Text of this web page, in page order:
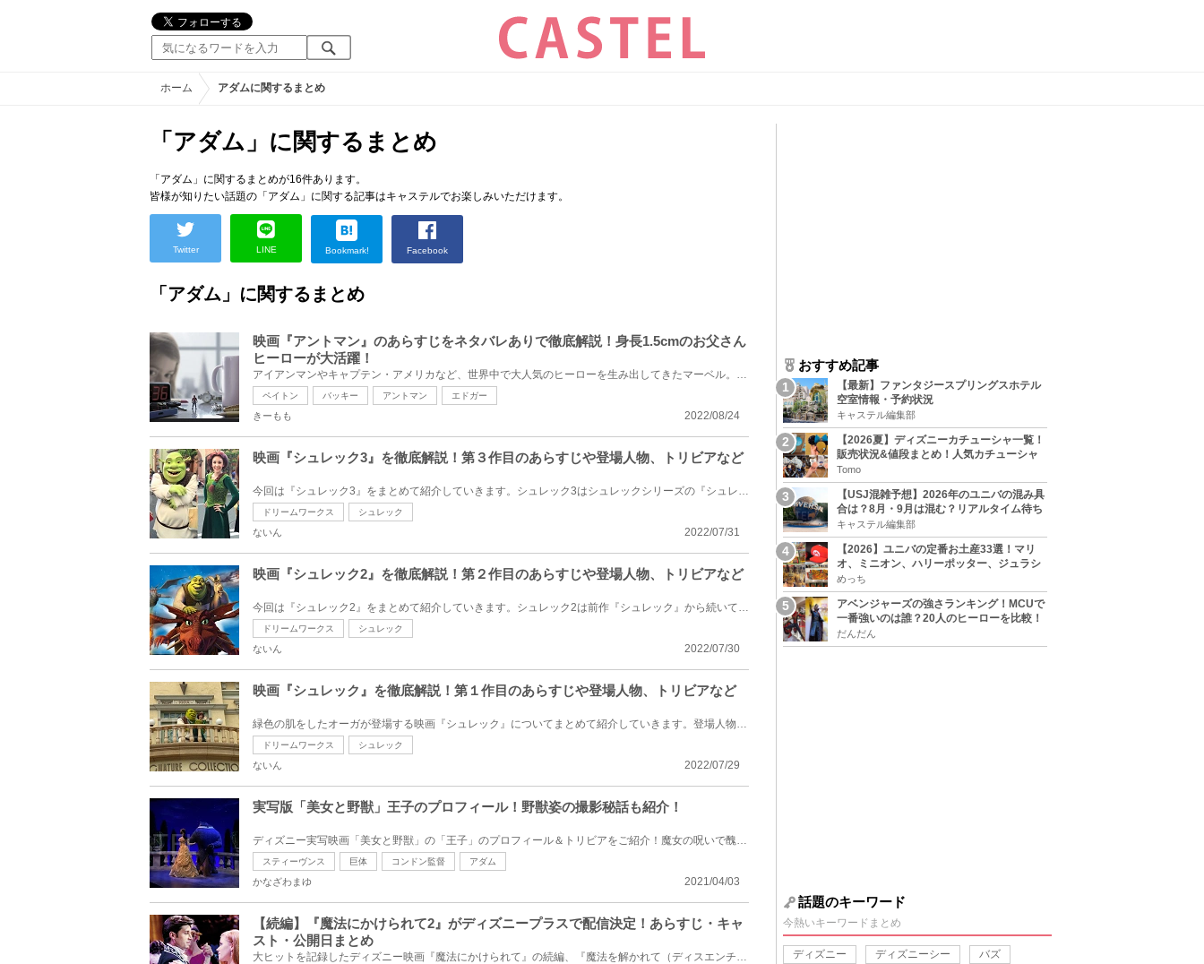
ホーム アダムに関するまとめ
「アダム」に関するまとめ
「アダム」に関するまとめが16件あります。
皆様が知りたい話題の「アダム」に関する記事はキャステルでお楽しみいただけます。
Twitter LINE Bookmark! Facebook
「アダム」に関するまとめ
映画『アントマン』のあらすじをネタバレありで徹底解説！身長1.5cmのお父さん
ヒーローが大活躍！
アイアンマンやキャプテン・アメリカなど、世界中で大人気のヒーローを生み出してきたマーベル。そんな...
ペイトン バッキー アントマン エドガー
2022/08/24
きーもも
映画『シュレック3』を徹底解説！第３作目のあらすじや登場人物、トリビアなど
今回は『シュレック3』をまとめて紹介していきます。シュレック3はシュレックシリーズの『シュレック』...
ドリームワークス シュレック
2022/07/31
ないん
映画『シュレック2』を徹底解説！第２作目のあらすじや登場人物、トリビアなど
今回は『シュレック2』をまとめて紹介していきます。シュレック2は前作『シュレック』から続いている物...
ドリームワークス シュレック
2022/07/30
ないん
映画『シュレック』を徹底解説！第１作目のあらすじや登場人物、トリビアなど
緑色の肌をしたオーガが登場する映画『シュレック』についてまとめて紹介していきます。登場人物やあら...
ドリームワークス シュレック
2022/07/29
ないん
実写版「美女と野獣」王子のプロフィール！野獣姿の撮影秘話も紹介！
ディズニー実写映画「美女と野獣」の「王子」のプロフィール＆トリビアをご紹介！魔女の呪いで醜い野獣...
スティーヴンス 巨体 コンドン監督 アダム
2021/04/03
かなざわまゆ
【続編】『魔法にかけられて2』がディズニープラスで配信決定！あらすじ・キャ
スト・公開日まとめ
大ヒットを記録したディズニー映画『魔法にかけられて』の続編、『魔法を解かれて（ディスエンチャンテ...
おすすめ記事
【最新】ファンタジースプリングスホテル
空室情報・予約状況
キャステル編集部
【2026夏】ディズニーカチューシャ一覧！
販売状況&値段まとめ！人気カチューシャ
をチェック
Tomo
【USJ混雑予想】2026年のユニバの混み具
合は？8月・9月は混む？リアルタイム待ち
時間アプリも
キャステル編集部
【2026】ユニバの定番お土産33選！マリ
オ、ミニオン、ハリーポッター、ジュラシ
ックパーク、セサミ、SINGなどのグッズ情
報
めっち
アベンジャーズの強さランキング！MCUで
一番強いのは誰？20人のヒーローを比較！
だんだん
話題のキーワード
今熱いキーワードまとめ
ディズニー ディズニーシー バズ